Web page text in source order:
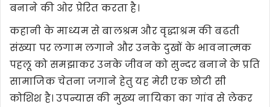
बनाने की ओर प्रेरित करता है।
कहानी के माध्यम से बालश्रम और वृद्धाश्रम की बढती
संख्या पर लगाम लगाने और उनके दुखों के भावनात्मक
पहलू को समझाकर उनके जीवन को सुन्दर बनाने के प्रति
सामाजिक चेतना जगाने हेतु यह मेरी एक छोटी सी
कोशिश है। उपन्यास की मुख्य नायिका का गांव से लेकर